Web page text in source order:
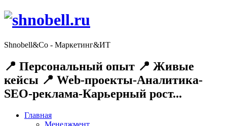
Shnobell&Co - Маркетинг&ИТ
📍 Персональный опыт 📍 Живые
кейсы 📍 Web-проекты-Аналитика-
SEO-реклама-Карьерный рост...
Главная
Менеджмент